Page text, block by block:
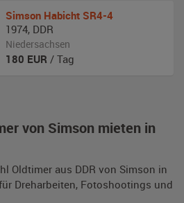
von Simson mieten in
Oldtimer aus DDR von Simson in
Dreharbeiten, Fotoshootings und
Simson Habicht SR4-4
1974, DDR
Niedersachsen
180 EUR / Tag